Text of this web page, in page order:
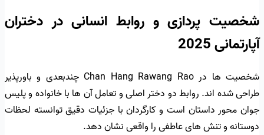
شخصیت پردازی و روابط انسانی در دختران
آپارتمانی 2025
شخصیت ها در Chan Hang Rawang Rao چندبعدی و باورپذیر
طراحی شده اند. روابط دو دختر اصلی و تعامل آن ها با خانواده و پلیس
جوان محور داستان است و کارگردان با جزئیات دقیق توانسته لحظات
دوستانه و تنش های عاطفی را واقعی نشان دهد.